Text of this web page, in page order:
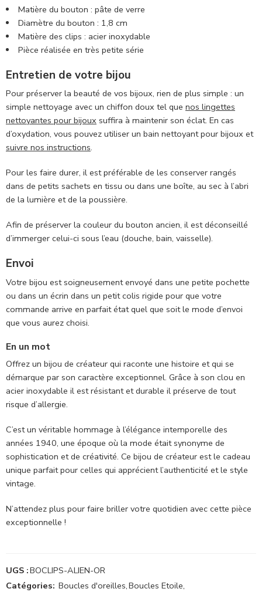
Matière du bouton : pâte de verre
Diamètre du bouton : 1,8 cm
Matière des clips : acier inoxydable
Pièce réalisée en très petite série
Entretien de votre bijou
Pour préserver la beauté de vos bijoux, rien de plus simple : un
simple nettoyage avec un chiffon doux tel que nos lingettes
nettoyantes pour bijoux suffira à maintenir son éclat. En cas
d’oxydation, vous pouvez utiliser un bain nettoyant pour bijoux et
suivre nos instructions.
Pour les faire durer, il est préférable de les conserver rangés
dans de petits sachets en tissu ou dans une boîte, au sec à l’abri
de la lumière et de la poussière.
Afin de préserver la couleur du bouton ancien, il est déconseillé
d’immerger celui-ci sous l’eau (douche, bain, vaisselle).
Envoi
Votre bijou est soigneusement envoyé dans une petite pochette
ou dans un écrin dans un petit colis rigide pour que votre
commande arrive en parfait état quel que soit le mode d’envoi
que vous aurez choisi.
En un mot
Offrez un bijou de créateur qui raconte une histoire et qui se
démarque par son caractère exceptionnel. Grâce à son clou en
acier inoxydable il est résistant et durable il préserve de tout
risque d’allergie.
C’est un véritable hommage à l’élégance intemporelle des
années 1940, une époque où la mode était synonyme de
sophistication et de créativité. Ce bijou de créateur est le cadeau
unique parfait pour celles qui apprécient l’authenticité et le style
vintage.
N’attendez plus pour faire briller votre quotidien avec cette pièce
exceptionnelle !
UGS :BOCLIPS-ALIEN-OR
Catégories: Boucles d'oreilles,Boucles Etoile,